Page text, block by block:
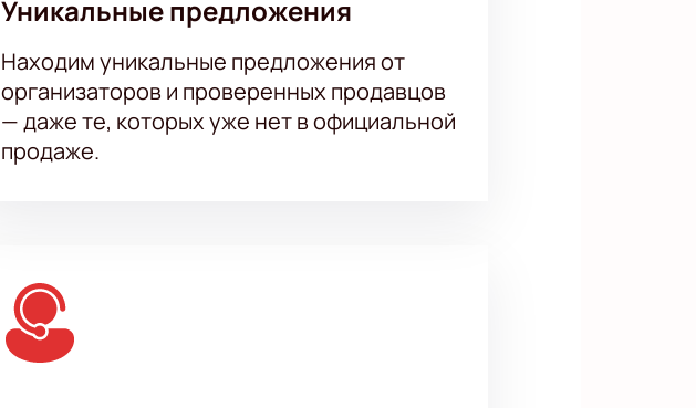
Уникальные предложения
Находим уникальные предложения от
организаторов и проверенных продавцов
— даже те, которых уже нет в официальной
продаже.